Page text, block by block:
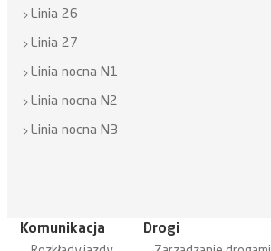
Linia 26
Linia 27
Linia nocna N1
Linia nocna N2
Linia nocna N3
Komunikacja Drogi